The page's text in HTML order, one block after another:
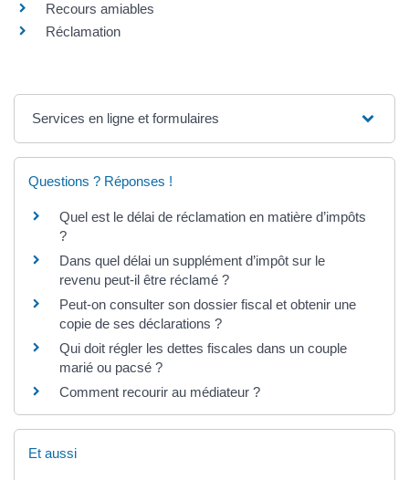
Recours amiables
Réclamation
Services en ligne et formulaires
Questions ? Réponses !
Quel est le délai de réclamation en matière d’impôts
?
Dans quel délai un supplément d’impôt sur le
revenu peut-il être réclamé ?
Peut-on consulter son dossier fiscal et obtenir une
copie de ses déclarations ?
Qui doit régler les dettes fiscales dans un couple
marié ou pacsé ?
Comment recourir au médiateur ?
Et aussi